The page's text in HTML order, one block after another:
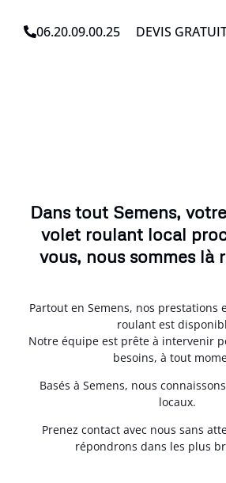
06.20.09.00.25 DEVIS
Dans tout Semens,
volet roulant local
vous, nous sommes là
Partout en Semens, nos prestations
roulant est
Notre équipe est prête à intervenir
besoins, à tout
Basés à Semens, nous
locaux.
Prenez contact avec nous sans
répondrons dans les plus